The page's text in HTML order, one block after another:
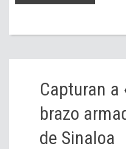
Capturan a
brazo
de Sinaloa